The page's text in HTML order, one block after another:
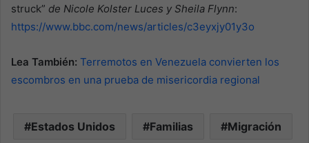
struck” de Nicole Kolster Luces y Sheila Flynn:
https://www.bbc.com/news/articles/c3eyxjy01y3o
Lea También: Terremotos en Venezuela convierten los
escombros en una prueba de misericordia regional
Estados Unidos Familias Migración